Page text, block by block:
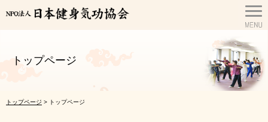
トップページ
トップページ > トップページ